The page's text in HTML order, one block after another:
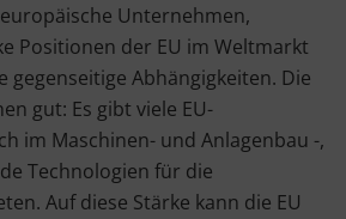
Unternehmen,
Positionen der EU im Weltmarkt
gegenseitige Abhängigkeiten. Die
gut: Es gibt viele EU-
im Maschinen- und Anlagenbau -,
Technologien für die
Auf diese Stärke kann die EU